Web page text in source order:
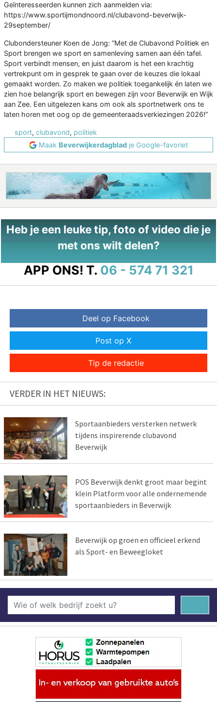
Geïnteresseerden kunnen zich aanmelden via:
https://www.sportijmondnoord.nl/clubavond-beverwijk-
29september/
Clubondersteuner Koen de Jong: ”Met de Clubavond Politiek en
Sport brengen we sport en samenleving samen aan één tafel.
Sport verbindt mensen, en juist daarom is het een krachtig
vertrekpunt om in gesprek te gaan over de keuzes die lokaal
gemaakt worden. Zo maken we politiek toegankelijk én laten we
zien hoe belangrijk sport en bewegen zijn voor Beverwijk en Wijk
aan Zee. Een uitgelezen kans om ook als sportnetwerk ons te
laten horen met oog op de gemeenteraadsverkiezingen 2026!”
sport, clubavond, politiek
Maak Beverwijkerdagblad je Google-favoriet
Heb je een leuke tip, foto of video die je
met ons wilt delen?
APP ONS! T. 06 - 574 71 321
Deel op Facebook
Post op X
Tip de redactie
VERDER IN HET NIEUWS:
Sportaanbieders versterken netwerk
tijdens inspirerende clubavond
Beverwijk
POS Beverwijk denkt groot maar begint
klein Platform voor alle ondernemende
sportaanbieders in Beverwijk
Beverwijk op groen en officieel erkend
als Sport- en Beweegloket